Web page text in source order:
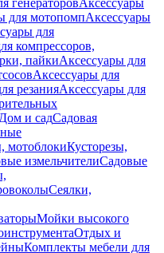
генераторовАксессуары
для мотопомпАксессуары
для
компрессоров,
пайкиАксессуары для
Аксессуары для
резанияАксессуары для
Дом и садСадовая
мотоблокиКусторезы,
измельчителиСадовые
Сеялки,
Мойки высокого
Отдых и
Комплекты мебели для